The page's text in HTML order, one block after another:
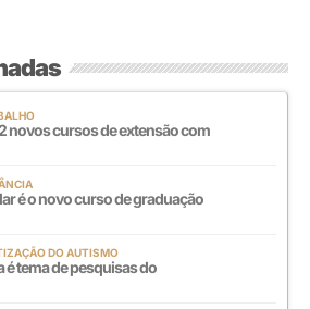
novos cursos de extensão com
é o novo curso de graduação
DO AUTISMO
é tema de pesquisas do